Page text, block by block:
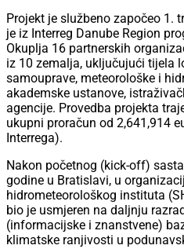
Projekt je službeno započeo 1.
je iz Interreg Danube Region
Okuplja 16 partnerskih
iz 10 zemalja, uključujući tijela
samouprave, meteorološke i
akademske ustanove,
agencije. Provedba projekta
ukupni proračun od 2,641,914
Interrega).
Nakon početnog (kick-off)
godine u Bratislavi, u
hidrometeorološkog instituta
bio je usmjeren na daljnju
(informacijske i znanstvene)
klimatske ranjivosti u